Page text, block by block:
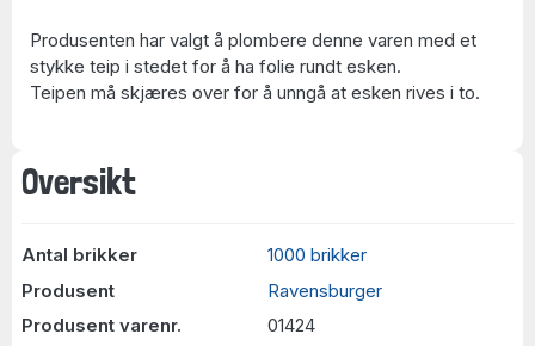
Oversikt
Antal brikker
1000 brikker
Produsent
Ravensburger
Produsent varenr.
01424
Produsenten har valgt å plombere denne varen med et
stykke teip i stedet for å ha folie rundt esken.
Teipen må skjæres over for å unngå at esken rives i to.